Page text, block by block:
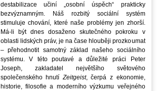
destabilizace učiní „osobní úspěch“ prakticky
bezvýznamným. Náš rozbitý sociální systém
stimuluje chování, které naše problémy jen zhorší.
Má-li být dnes dosaženo skutečného pokroku v
oblasti lidských práv, je na čase hlouběji prozkoumat
– přehodnotit samotný základ našeho sociálního
systému. V této poutavé a důležité práci Peter
Joseph, zakladatel největšího světového
společenského hnutí Zeitgeist, čerpá z ekonomie,
historie, filosofie a moderního výzkumu veřejného